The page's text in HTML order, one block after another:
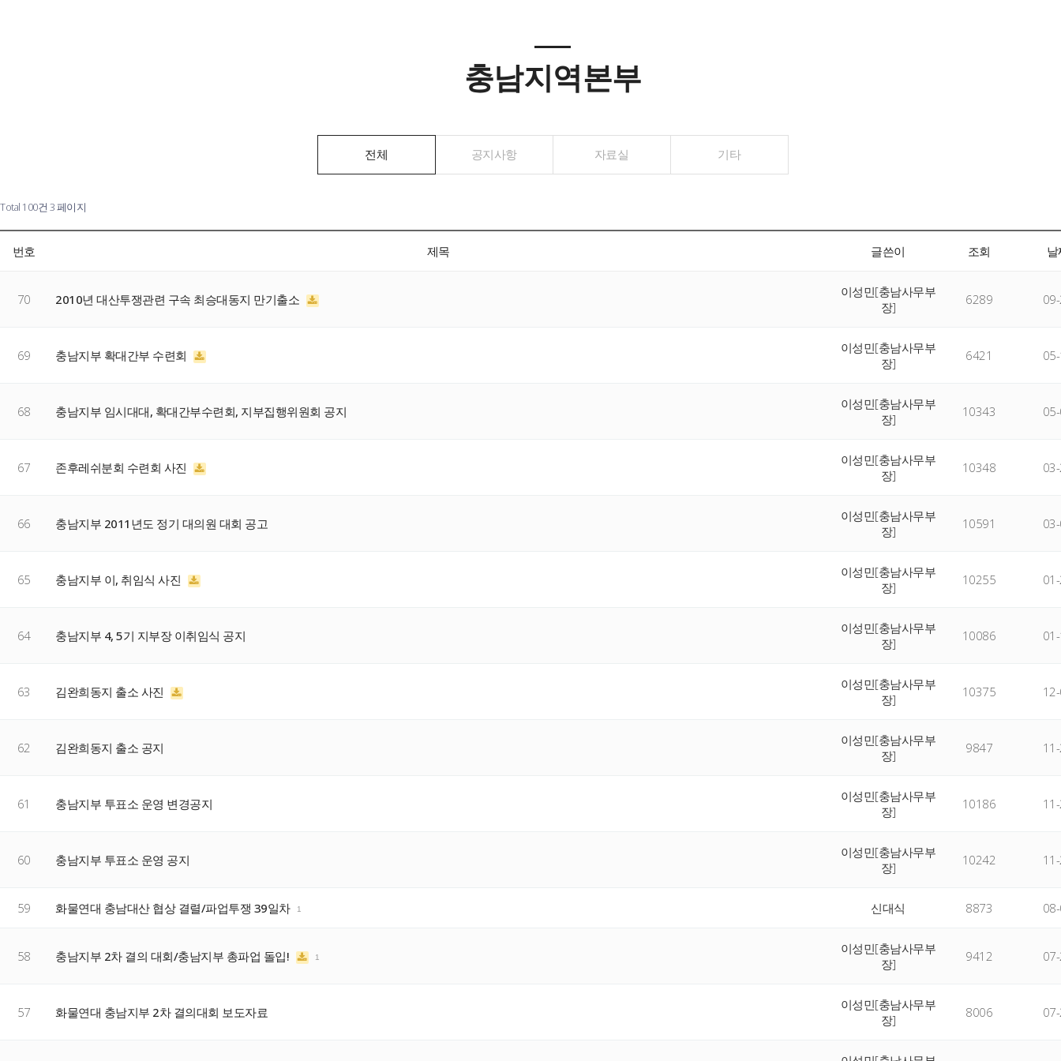
충남지역본부
전체 공지사항 자료실 기타
Total 100건 3 페이지
번호 제목 글쓴이 조회
70 2010년 대산투쟁관련 구속 최승대동지 만기출소
이성민[충남사무부
장]
6289
69 충남지부 확대간부 수련회
이성민[충남사무부
장]
6421
68 충남지부 임시대대, 확대간부수련회, 지부집행위원회 공지
이성민[충남사무부
장]
10343
67 존후레쉬분회 수련회 사진
이성민[충남사무부
장]
10348
66 충남지부 2011년도 정기 대의원 대회 공고
이성민[충남사무부
장]
10591
65 충남지부 이, 취임식 사진
이성민[충남사무부
장]
10255
64 충남지부 4, 5기 지부장 이취임식 공지
이성민[충남사무부
장]
10086
63 김완희동지 출소 사진
이성민[충남사무부
장]
10375
62 김완희동지 출소 공지
이성민[충남사무부
장]
9847
61 충남지부 투표소 운영 변경공지
이성민[충남사무부
장]
10186
60 충남지부 투표소 운영 공지
이성민[충남사무부
장]
10242
59 화물연대 충남대산 협상 결렬/파업투쟁 39일차 1 신대식 8873
58 충남지부 2차 결의 대회/충남지부 총파업 돌입! 1
이성민[충남사무부
장]
9412
57 화물연대 충남지부 2차 결의대회 보도자료
이성민[충남사무부
장]
8006